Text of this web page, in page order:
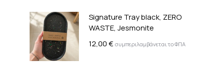
Signature Tray black, ZERO
WASTE, Jesmonite
12,00€ συμπεριλαμβάνεται το ΦΠΑ